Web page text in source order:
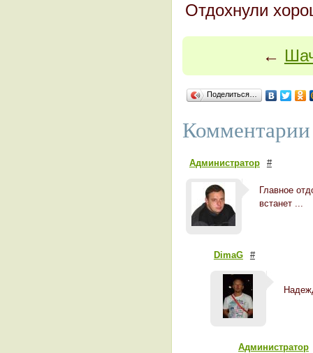
Отдохнули
←
Поделиться…
Администратор #
Главное
встанет ...
DimaG #
Администратор